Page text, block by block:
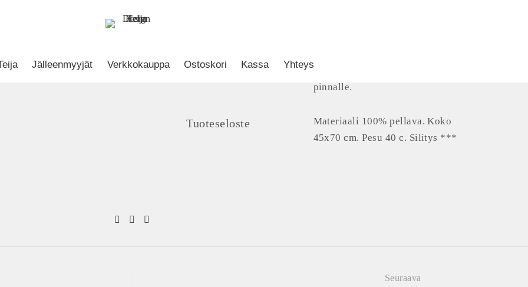
Jälleenmyyjät Verkkokauppa Ostoskori Kassa Yhteys
heijastuksia tyynen veden
pinnalle.
Tuoteseloste
Materiaali 100% pellava. Koko
45x70 cm. Pesu 40 c. Silitys ***
Seuraava